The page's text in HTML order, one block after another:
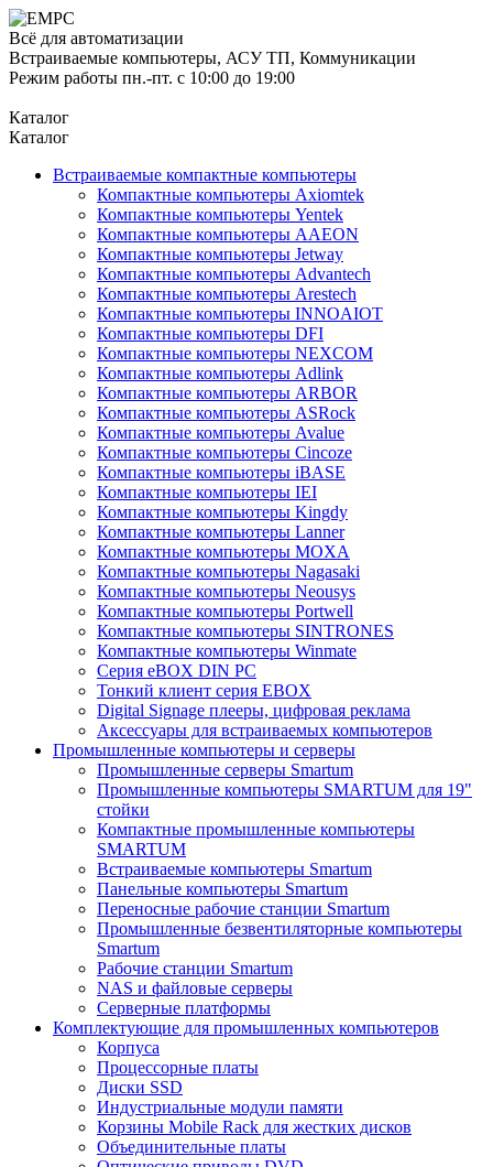
Всё для автоматизации
Встраиваемые компьютеры, АСУ ТП, Коммуникации
Режим работы пн.-пт. с 10:00 до 19:00
Каталог
Каталог
Встраиваемые компактные компьютеры
Компактные компьютеры Axiomtek
Компактные компьютеры Yentek
Компактные компьютеры AAEON
Компактные компьютеры Jetway
Компактные компьютеры Advantech
Компактные компьютеры Arestech
Компактные компьютеры INNOAIOT
Компактные компьютеры DFI
Компактные компьютеры NEXCOM
Компактные компьютеры Adlink
Компактные компьютеры ARBOR
Компактные компьютеры ASRock
Компактные компьютеры Avalue
Компактные компьютеры Cincoze
Компактные компьютеры iBASE
Компактные компьютеры IEI
Компактные компьютеры Kingdy
Компактные компьютеры Lanner
Компактные компьютеры MOXA
Компактные компьютеры Nagasaki
Компактные компьютеры Neousys
Компактные компьютеры Portwell
Компактные компьютеры SINTRONES
Компактные компьютеры Winmate
Серия eBOX DIN PC
Тонкий клиент серия EBOX
Digital Signage плееры, цифровая реклама
Аксессуары для встраиваемых компьютеров
Промышленные компьютеры и серверы
Промышленные серверы Smartum
Промышленные компьютеры SMARTUM для 19"
стойки
Компактные промышленные компьютеры
SMARTUM
Встраиваемые компьютеры Smartum
Панельные компьютеры Smartum
Переносные рабочие станции Smartum
Промышленные безвентиляторные компьютеры
Smartum
Рабочие станции Smartum
NAS и файловые серверы
Серверные платформы
Комплектующие для промышленных компьютеров
Корпуса
Процессорные платы
Диски SSD
Индустриальные модули памяти
Корзины Mobile Rack для жестких дисков
Объединительные платы